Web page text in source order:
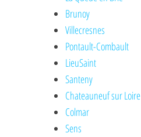
Brunoy
Villecresnes
Pontault-Combault
LieuSaint
Santeny
Chateauneuf sur Loire
Colmar
Sens